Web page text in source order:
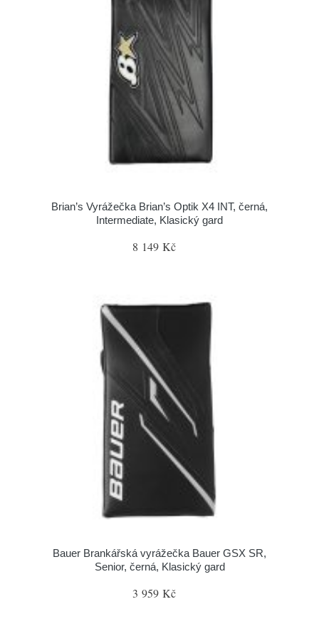
Brian’s Vyrážečka Brian’s Optik X4 INT, černá,
Intermediate, Klasický gard
8 149 Kč
Bauer Brankářská vyrážečka Bauer GSX SR,
Senior, černá, Klasický gard
3 959 Kč